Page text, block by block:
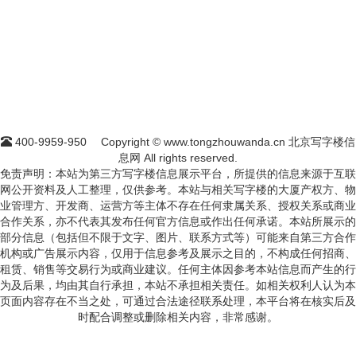
400-9959-950
Copyright © www.tongzhouwanda.cn 北京写字楼信
息网 All rights reserved.
免责声明：本站为第三方写字楼信息展示平台，所提供的信息来源于互联
网公开资料及人工整理，仅供参考。本站与相关写字楼的大厦产权方、物
业管理方、开发商、运营方等主体不存在任何隶属关系、授权关系或商业
合作关系，亦不代表其发布任何官方信息或作出任何承诺。本站所展示的
部分信息（包括但不限于文字、图片、联系方式等）可能来自第三方合作
机构或广告展示内容，仅用于信息参考及展示之目的，不构成任何招商、
租赁、销售等交易行为或商业建议。任何主体因参考本站信息而产生的行
为及后果，均由其自行承担，本站不承担相关责任。如相关权利人认为本
页面内容存在不当之处，可通过合法途径联系处理，本平台将在核实后及
时配合调整或删除相关内容，非常感谢。